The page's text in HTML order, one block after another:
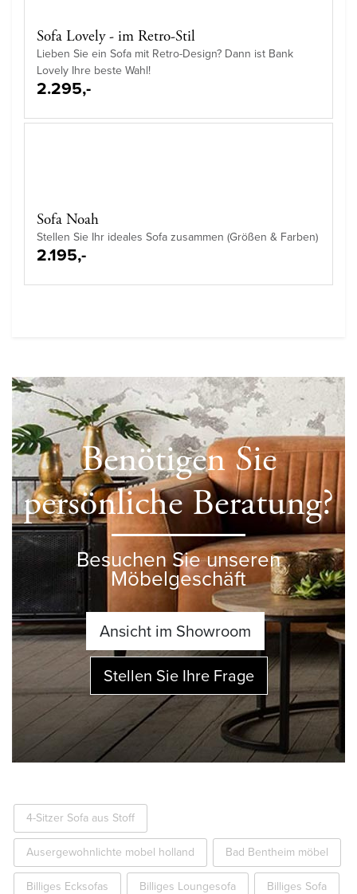
Sofa Lovely - im Retro-Stil
Lieben Sie ein Sofa mit Retro-Design? Dann ist Bank
Lovely Ihre beste Wahl!
2.295,-
Sofa Noah
Stellen Sie Ihr ideales Sofa zusammen (Größen & Farben)
2.195,-
Benötigen Sie
persönliche Beratung?
Besuchen Sie unseren
Möbelgeschäft
Ansicht im Showroom
Stellen Sie Ihre Frage
4-Sitzer Sofa aus Stoff
Ausergewohnlichte mobel holland Bad Bentheim möbel
Billiges Ecksofas Billiges Loungesofa Billiges Sofa